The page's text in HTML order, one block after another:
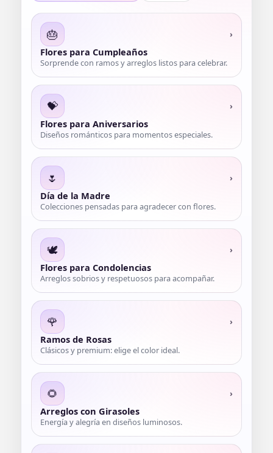
🎂 ›
Flores para Cumpleaños
Sorprende con ramos y arreglos listos para celebrar.
💝 ›
Flores para Aniversarios
Diseños románticos para momentos especiales.
🌷 ›
Día de la Madre
Colecciones pensadas para agradecer con flores.
🕊️ ›
Flores para Condolencias
Arreglos sobrios y respetuosos para acompañar.
🌹 ›
Ramos de Rosas
Clásicos y premium: elige el color ideal.
🌻 ›
Arreglos con Girasoles
Energía y alegría en diseños luminosos.